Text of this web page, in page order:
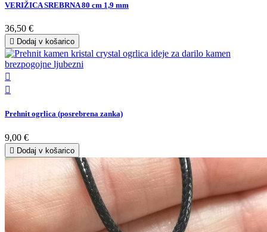
VERIŽICA SREBRNA 80 cm 1,9 mm
36,50 €
 Dodaj v košarico


Prehnit ogrlica (posrebrena zanka)
9,00 €
 Dodaj v košarico